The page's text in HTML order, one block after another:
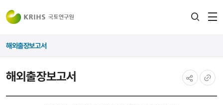
해외출장보고서
해외출장보고서